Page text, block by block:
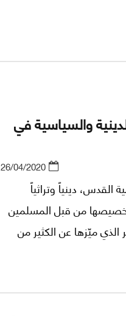
والسياسية في
26/04/2020
دينياً وتراثياً
من قبل المسلمين
الذي ميّزها عن الكثير من